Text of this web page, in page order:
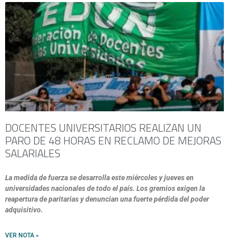
DOCENTES UNIVERSITARIOS REALIZAN UN
PARO DE 48 HORAS EN RECLAMO DE MEJORAS
SALARIALES
La medida de fuerza se desarrolla este miércoles y jueves en
universidades nacionales de todo el país. Los gremios exigen la
reapertura de paritarias y denuncian una fuerte pérdida del poder
adquisitivo.
VER NOTA »